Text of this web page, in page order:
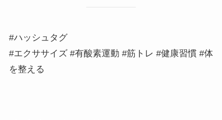
#ハッシュタグ
#エクササイズ #有酸素運動 #筋トレ #健康習慣 #体
を整える